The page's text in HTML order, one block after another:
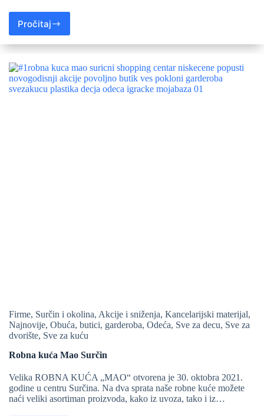
Pročitaj
Firme, Surčin i okolina, Akcije i sniženja, Kancelarijski materijal,
Najnovije, Obuća, butici, garderoba, Odeća, Sve za decu, Sve za
dvorište, Sve za kuću
Robna kuća Mao Surčin
Velika ROBNA KUĆA „MAO“ otvorena je 30. oktobra 2021.
godine u centru Surčina. Na dva sprata naše robne kuće možete
naći veliki asortiman proizvoda, kako iz uvoza, tako i iz…